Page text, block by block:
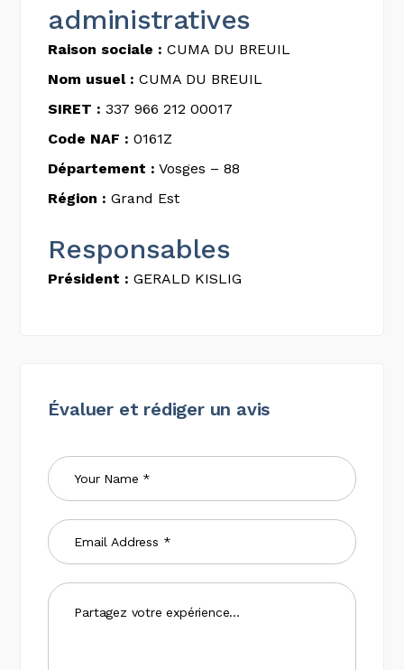
administratives
Raison sociale : CUMA DU BREUIL
Nom usuel : CUMA DU BREUIL
SIRET : 337 966 212 00017
Code NAF : 0161Z
Département : Vosges – 88
Région : Grand Est
Responsables
Président : GERALD KISLIG
Évaluer et rédiger un avis